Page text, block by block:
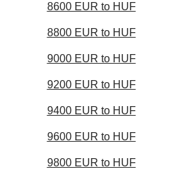
8600 EUR to HUF
8800 EUR to HUF
9000 EUR to HUF
9200 EUR to HUF
9400 EUR to HUF
9600 EUR to HUF
9800 EUR to HUF